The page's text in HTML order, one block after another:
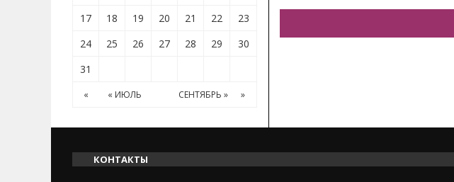
17
18 19 20 21 22
23
24
25 26 27 28 29
30
31
« « ИЮЛЬ СЕНТЯБРЬ » »
КОНТАКТЫ